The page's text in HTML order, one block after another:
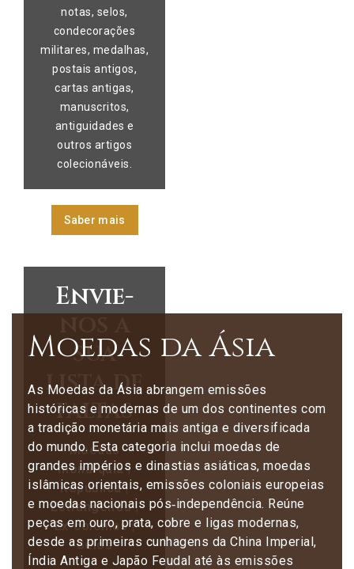
notas, selos,
condecorações
militares, medalhas,
postais antigos,
cartas antigas,
manuscritos,
antiguidades e
outros artigos
colecionáveis.
Saber mais
Envie-
sua
lista de
faltas
Moedas
monarquia |
República |
Estrangeiras |
Ex-colónias |
Selos
Moedas da Ásia
As Moedas da Ásia abrangem emissões
históricas e modernas de um dos continentes com
a tradição monetária mais antiga e diversificada
do mundo. Esta categoria inclui moedas de
grandes impérios e dinastias asiáticas, moedas
islâmicas orientais, emissões coloniais europeias
e moedas nacionais pós‑independência. Reúne
peças em ouro, prata, cobre e ligas modernas,
desde as primeiras cunhagens da China Imperial,
Índia Antiga e Japão Feudal até às emissões